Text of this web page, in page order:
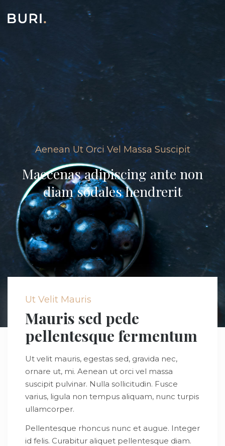
Aenean Ut Orci Vel Massa Suscipit
Maecenas adipiscing ante non
diam sodales hendrerit
Ut Velit Mauris
Mauris sed pede
pellentesque fermentum
Ut velit mauris, egestas sed, gravida nec,
ornare ut, mi. Aenean ut orci vel massa
suscipit pulvinar. Nulla sollicitudin. Fusce
varius, ligula non tempus aliquam, nunc turpis
ullamcorper.
Pellentesque rhoncus nunc et augue. Integer
id felis. Curabitur aliquet pellentesque diam.